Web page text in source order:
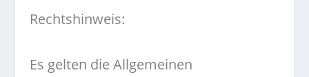
Rechtshinweis:
Es gelten die Allgemeinen